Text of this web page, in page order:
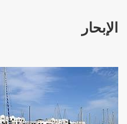
الإبحار